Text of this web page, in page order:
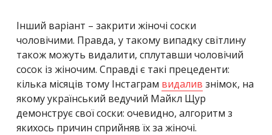
Інший варіант – закрити жіночі соски
чоловічими. Правда, у такому випадку світлину
також можуть видалити, сплутавши чоловічий
сосок із жіночим. Справді є такі прецеденти:
кілька місяців тому Інстаграм видалив знімок, на
якому український ведучий Майкл Щур
демонструє свої соски: очевидно, алгоритм з
якихось причин сприйняв їх за жіночі.